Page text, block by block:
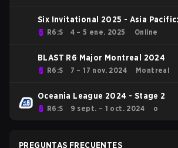
Six Invitational 2025 - Asia
R6:S 4 – 5 ene. 2025 Online
BLAST R6 Major Montreal 2024
R6:S 7 – 17 nov. 2024 Montreal
Oceania League 2024 - Stage 2
R6:S 9 sept. – 1 oct. 2024 o
PREGUNTAS FRECUENTES